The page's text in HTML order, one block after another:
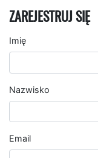
ZAREJESTRUJ SIĘ
Imię
Nazwisko
Email